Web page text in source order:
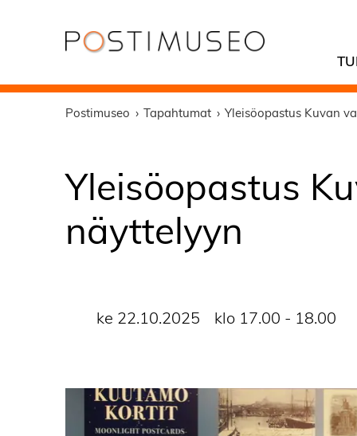
Postimuseo Tapahtumat Yleisöopastus Kuvan
Yleisöopastus
näyttelyyn
ke 22.10.2025 klo 17.00 - 18.00